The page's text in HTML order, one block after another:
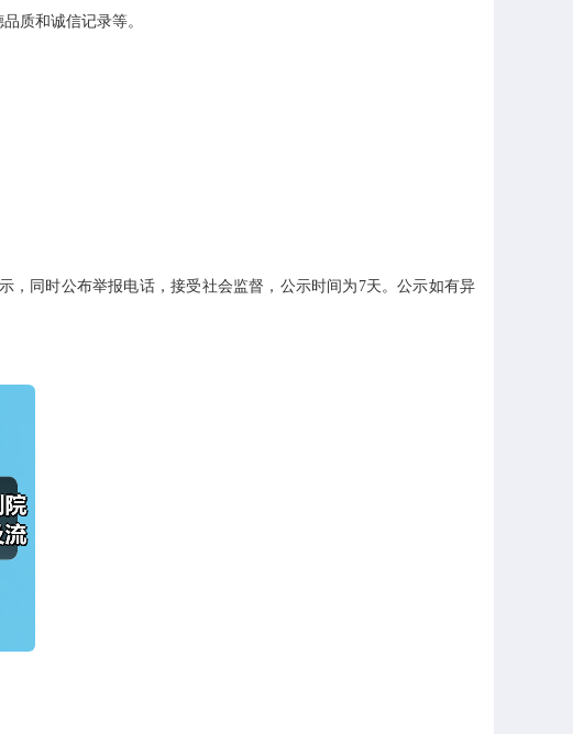
质和诚信记录等。
同时公布举报电话，接受社会监督，公示时间为7天。公示如有异